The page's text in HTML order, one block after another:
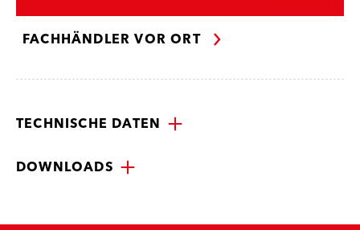
FACHHÄNDLER VOR ORT
TECHNISCHE DATEN
DOWNLOADS